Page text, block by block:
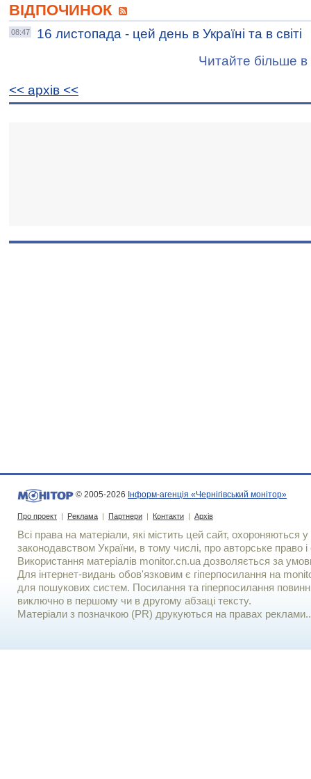
ВІДПОЧИНОК
08:47
16 листопада - цей день в Україні та в світі
Читайте більше в
<< архiв <<
© 2005-2026 Інформ-агенція «Чернігівський монітор»
Про проект | Реклама | Партнери | Контакти | Архів
Всі права на матеріали, які містить цей сайт, охороняються у
законодавством України, в тому числі, про авторське право і
Використання матерiалiв monitor.cn.ua дозволяється за
Для iнтернет-видань обов'язковим є гiперпосилання на
для пошукових систем. Посилання та гіперпосилання
виключно в першому чи в другому абзаці тексту.
Матеріали з позначкою (PR) друкуються на правах реклами..